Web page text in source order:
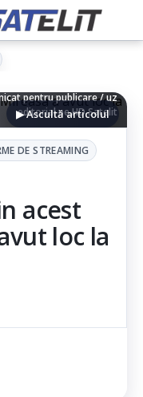
pentru publicare / uz
editorial pe HD Satelit
▶ Ascultă articolul
DE STREAMING
acest
loc la